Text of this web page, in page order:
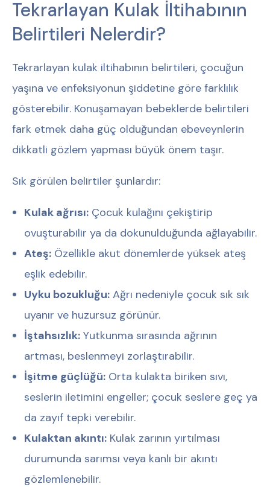
Tekrarlayan Kulak İltihabının
Belirtileri Nelerdir?
Tekrarlayan kulak iltihabının belirtileri, çocuğun
yaşına ve enfeksiyonun şiddetine göre farklılık
gösterebilir. Konuşamayan bebeklerde belirtileri
fark etmek daha güç olduğundan ebeveynlerin
dikkatli gözlem yapması büyük önem taşır.
Sık görülen belirtiler şunlardır:
Kulak ağrısı: Çocuk kulağını çekiştirip
ovuşturabilir ya da dokunulduğunda ağlayabilir.
Ateş: Özellikle akut dönemlerde yüksek ateş
eşlik edebilir.
Uyku bozukluğu: Ağrı nedeniyle çocuk sık sık
uyanır ve huzursuz görünür.
İştahsızlık: Yutkunma sırasında ağrının
artması, beslenmeyi zorlaştırabilir.
İşitme güçlüğü: Orta kulakta biriken sıvı,
seslerin iletimini engeller; çocuk seslere geç ya
da zayıf tepki verebilir.
Kulaktan akıntı: Kulak zarının yırtılması
durumunda sarımsı veya kanlı bir akıntı
gözlemlenebilir.